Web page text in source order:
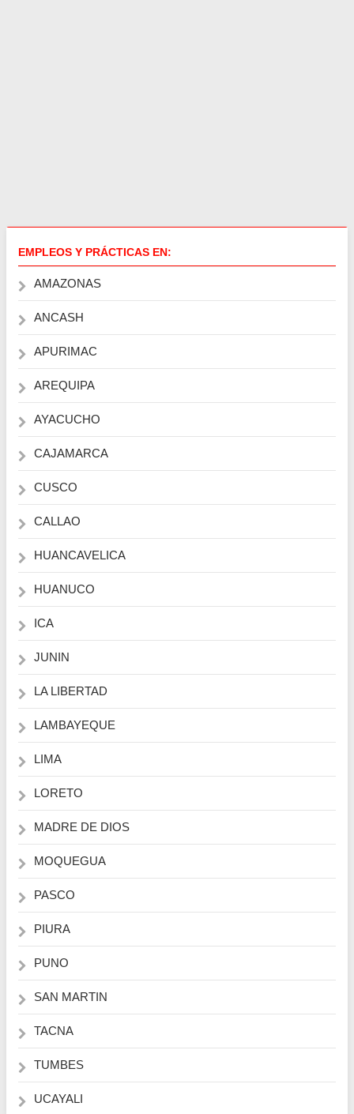
EMPLEOS Y PRÁCTICAS EN:
AMAZONAS
ANCASH
APURIMAC
AREQUIPA
AYACUCHO
CAJAMARCA
CUSCO
CALLAO
HUANCAVELICA
HUANUCO
ICA
JUNIN
LA LIBERTAD
LAMBAYEQUE
LIMA
LORETO
MADRE DE DIOS
MOQUEGUA
PASCO
PIURA
PUNO
SAN MARTIN
TACNA
TUMBES
UCAYALI